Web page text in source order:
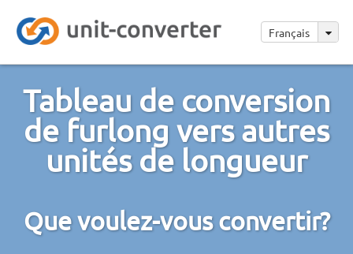
Français
Tableau de conversion
de furlong vers autres
unités de longueur
Que voulez-vous convertir?